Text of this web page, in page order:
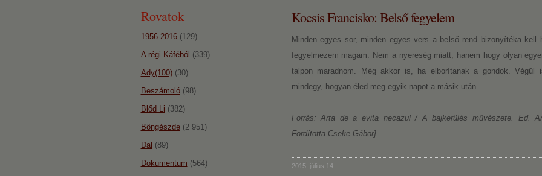
Kocsis Francisko: Belső fegyelem
Minden egyes sor, minden egyes vers a belső rend bizonyítéka kell
fegyelmezem magam. Nem a nyereség miatt, hanem hogy olyan
talpon maradnom.
Még akkor is, ha elborítanak a gondok. Végül
mindegy, hogyan éled meg egyik napot a másik után.
Forrás: Arta de a evita necazul / A bajkerülés művészete. Ed.
Fordította Cseke Gábor]
2015. július 14.
Rovatok
1956-2016(129)
A régi Káféból (339)
Ady(100)(30)
Beszámoló(98)
Blőd Li (382)
Böngészde(2 951)
Dal (89)
Dokumentum (564)